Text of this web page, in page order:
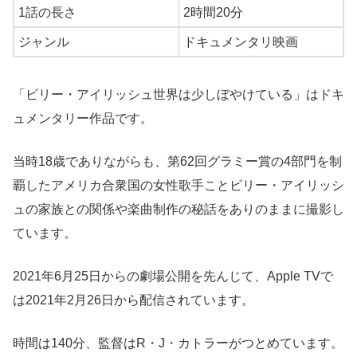
1話の長さ 2時間20分
ジャンル ドキュメンタリ映画
「ビリー・アイリッシュ世界は少しぼやけている」はドキ
ュメンタリー作品です。
当時18歳でありながらも、第62回グラミー賞の4部門を制
覇したアメリカ合衆国の女性歌手ことビリー・アイリッシ
ュの家族との関係や楽曲制作の秘話をありのままに撮影し
ています。
2021年6月25日からの劇場公開を先んじて、Apple TVで
は2021年2月26日から配信されています。
時間は140分、監督はR・J・カトラーがつとめています。